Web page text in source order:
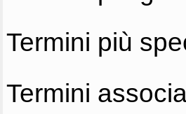
Termini più
Termini